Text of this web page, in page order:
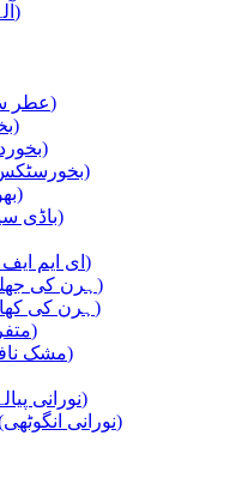
Ala-e-Noor (آلہ نور)
Attar Spray (عطر سپرے)
Bakhoorat (بخورات)
Bakhoor Dan (بخوردان)
Bakhoor Sticks (بخورسٹکس)
Bhoj Patar (بھوج پتر)
Body Sprays (باڈی سپرے)
EMF Meter (ای ایم ایف میٹر)
Hiran Ki Jhilli (ہرن کی جھلی)
Hiran Ki Khal (ہرن کی کھال)
Miscellanious (متفرق)
Mushk-e-Nafa (مشک نافہ)
Nurani Payalay (نورانی پیالے)
Nurani Anghooti (نورانی انگوٹھی)